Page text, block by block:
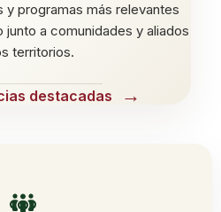
programas más relevantes
a comunidades y aliados
territorios.
destacadas